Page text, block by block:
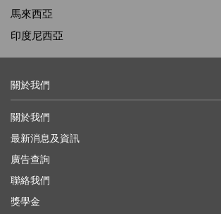
馬來西亞
印度尼西亞
關於我們
關於我們
最新消息及資訊
廣告查詢
聯絡我們
獎學金